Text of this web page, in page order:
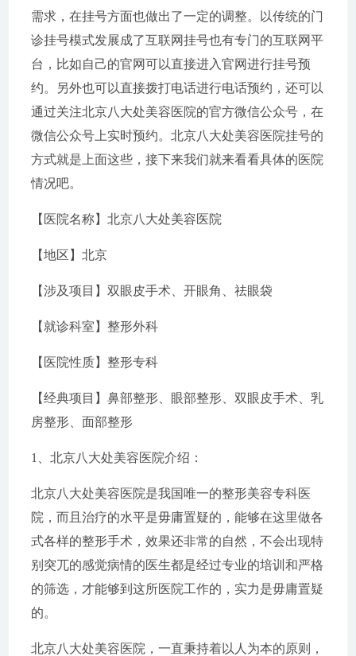
需求，在挂号方面也做出了一定的调整。以传统的门
诊挂号模式发展成了互联网挂号也有专门的互联网平
台，比如自己的官网可以直接进入官网进行挂号预
约。另外也可以直接拨打电话进行电话预约，还可以
通过关注北京八大处美容医院的官方微信公众号，在
微信公众号上实时预约。北京八大处美容医院挂号的
方式就是上面这些，接下来我们就来看看具体的医院
情况吧。
【医院名称】北京八大处美容医院
【地区】北京
【涉及项目】双眼皮手术、开眼角、祛眼袋
【就诊科室】整形外科
【医院性质】整形专科
【经典项目】鼻部整形、眼部整形、双眼皮手术、乳
房整形、面部整形
1、北京八大处美容医院介绍：
北京八大处美容医院是我国唯一的整形美容专科医
院，而且治疗的水平是毋庸置疑的，能够在这里做各
式各样的整形手术，效果还非常的自然，不会出现特
别突兀的感觉病情的医生都是经过专业的培训和严格
的筛选，才能够到这所医院工作的，实力是毋庸置疑
的。
北京八大处美容医院，一直秉持着以人为本的原则，